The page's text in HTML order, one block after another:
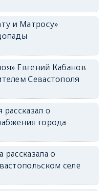
и Матросу»
Евгений Кабанов
Севастополя
о
города
о
селе